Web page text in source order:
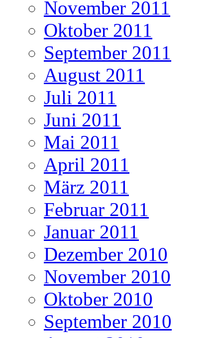
November 2011
Oktober 2011
September 2011
August 2011
Juli 2011
Juni 2011
Mai 2011
April 2011
März 2011
Februar 2011
Januar 2011
Dezember 2010
November 2010
Oktober 2010
September 2010